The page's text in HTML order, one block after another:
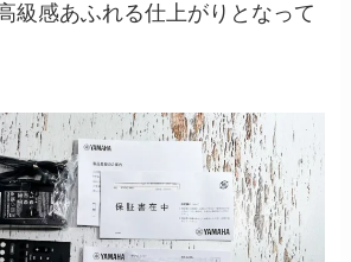
級感あふれる仕上がりとなって